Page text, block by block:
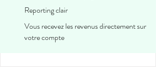
Reporting clair
Vous recevez les revenus directement sur
votre compte